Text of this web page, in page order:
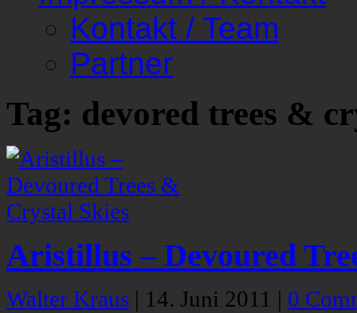
Kontakt / Team
Partner
Tag: devored trees &
Aristillus – Devoured
Walter Kraus | 14. Juni 2011 | 0